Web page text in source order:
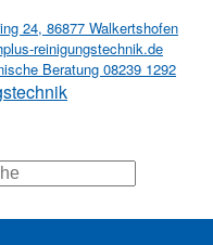
24, 86877 Walkertshofen
reinigungstechnik.de
Beratung 08239 1292